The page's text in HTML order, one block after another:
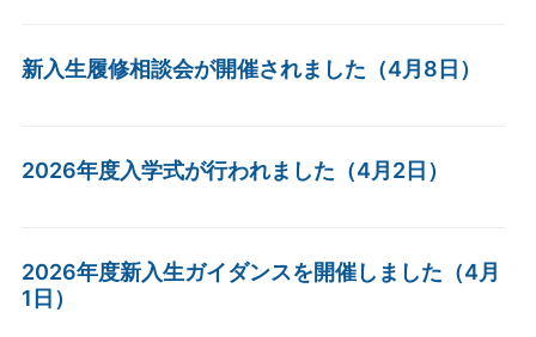
新入生履修相談会が開催されました（4月8日）
2026年度入学式が行われました（4月2日）
2026年度新入生ガイダンスを開催しました（4月
1日）